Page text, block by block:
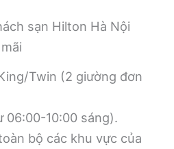
sạn Hilton Hà Nội
Twin (2 giường đơn
06:00-10:00 sáng).
bộ các khu vực của